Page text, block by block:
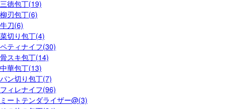
三徳包丁(19)
柳刃包丁(6)
牛刀(6)
菜切り包丁(4)
ペティナイフ(30)
骨スキ包丁(14)
中華包丁(13)
パン切り包丁(7)
フィレナイフ(96)
ミートテンダライザー@(3)